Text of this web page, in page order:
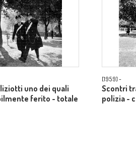
uno dei quali
ferito - totale
[1959] -
Scontri
polizia -